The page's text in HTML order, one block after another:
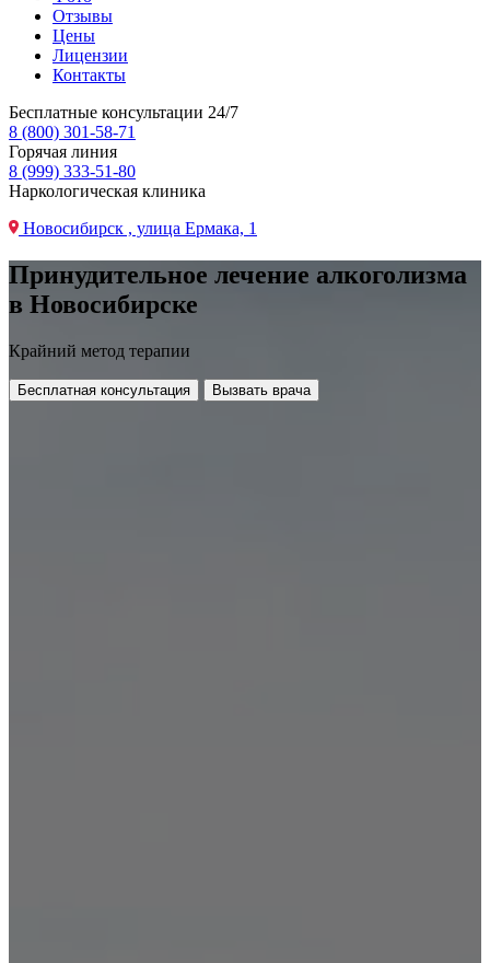
Отзывы
Цены
Лицензии
Контакты
Бесплатные консультации 24/7
8 (800) 301-58-71
Горячая линия
8 (999) 333-51-80
Наркологическая клиника
Новосибирск , улица Ермака, 1
Принудительное лечение алкоголизма
в Новосибирске
Крайний метод терапии
Бесплатная консультация Вызвать врача